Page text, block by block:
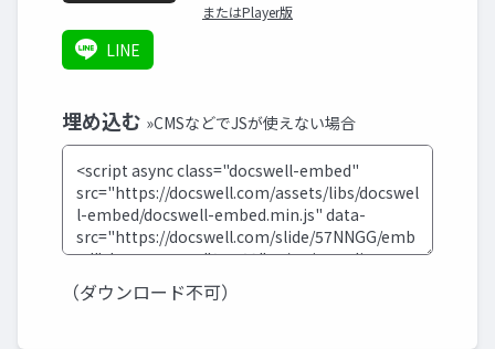
またはPlayer版
LINE
埋め込む »CMSなどでJSが使えない場合
（ダウンロード不可）